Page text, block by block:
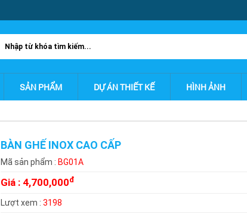
SẢN PHẨM DỰ ÁN THIẾT KẾ HÌNH ẢNH
BÀN GHẾ INOX CAO CẤP
Mã sản phẩm : BG01A
Giá : 4,700,000đ
Lượt xem : 3198